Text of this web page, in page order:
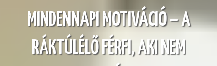
MINDENNAPI MOTIVÁCIÓ – A
RÁKTÚLÉLŐ FÉRFI, AKI NEM